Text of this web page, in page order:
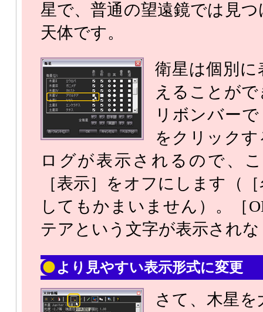
星で、普通の望遠鏡では見
天体です。
衛星は個別
えることが
リボンバー
をクリック
ログが表示されるので、
［表示］をオフにします（
してもかまいません）。［
テアという文字が表示され
より見やすい表示形式に変更
さて、木星